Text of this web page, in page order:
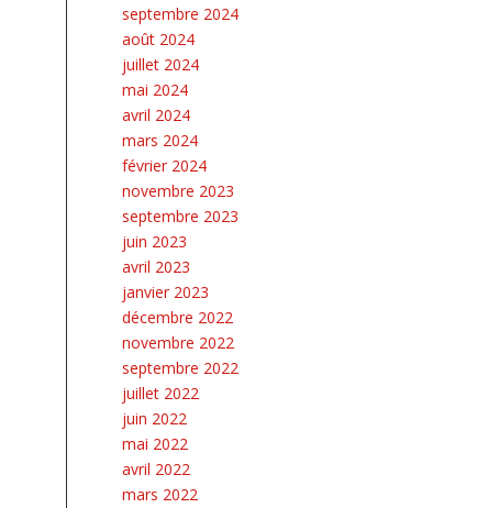
septembre 2024
août 2024
juillet 2024
mai 2024
avril 2024
mars 2024
février 2024
novembre 2023
septembre 2023
juin 2023
avril 2023
janvier 2023
décembre 2022
novembre 2022
septembre 2022
juillet 2022
juin 2022
mai 2022
avril 2022
mars 2022